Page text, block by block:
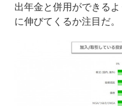
出年金と併用ができる
に伸びてくるか注目だ。